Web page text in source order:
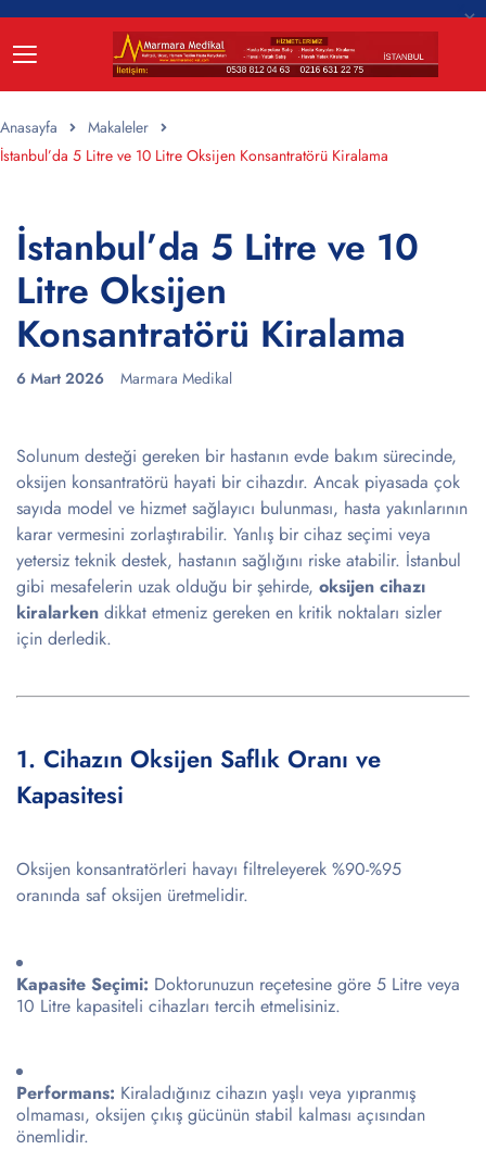
Anasayfa
Makaleler
İstanbul’da 5 Litre ve 10 Litre Oksijen Konsantratörü Kiralama
İstanbul’da 5 Litre ve 10
Litre Oksijen
Konsantratörü Kiralama
6 Mart 2026 Marmara Medikal
Solunum desteği gereken bir hastanın evde bakım sürecinde,
oksijen konsantratörü hayati bir cihazdır. Ancak piyasada çok
sayıda model ve hizmet sağlayıcı bulunması, hasta yakınlarının
karar vermesini zorlaştırabilir. Yanlış bir cihaz seçimi veya
yetersiz teknik destek, hastanın sağlığını riske atabilir. İstanbul
gibi mesafelerin uzak olduğu bir şehirde, oksijen cihazı
kiralarken dikkat etmeniz gereken en kritik noktaları sizler
için derledik.
1. Cihazın Oksijen Saflık Oranı ve
Kapasitesi
Oksijen konsantratörleri havayı filtreleyerek %90-%95
oranında saf oksijen üretmelidir.
Kapasite Seçimi: Doktorunuzun reçetesine göre 5 Litre veya
10 Litre kapasiteli cihazları tercih etmelisiniz.
Performans: Kiraladığınız cihazın yaşlı veya yıpranmış
olmaması, oksijen çıkış gücünün stabil kalması açısından
önemlidir.